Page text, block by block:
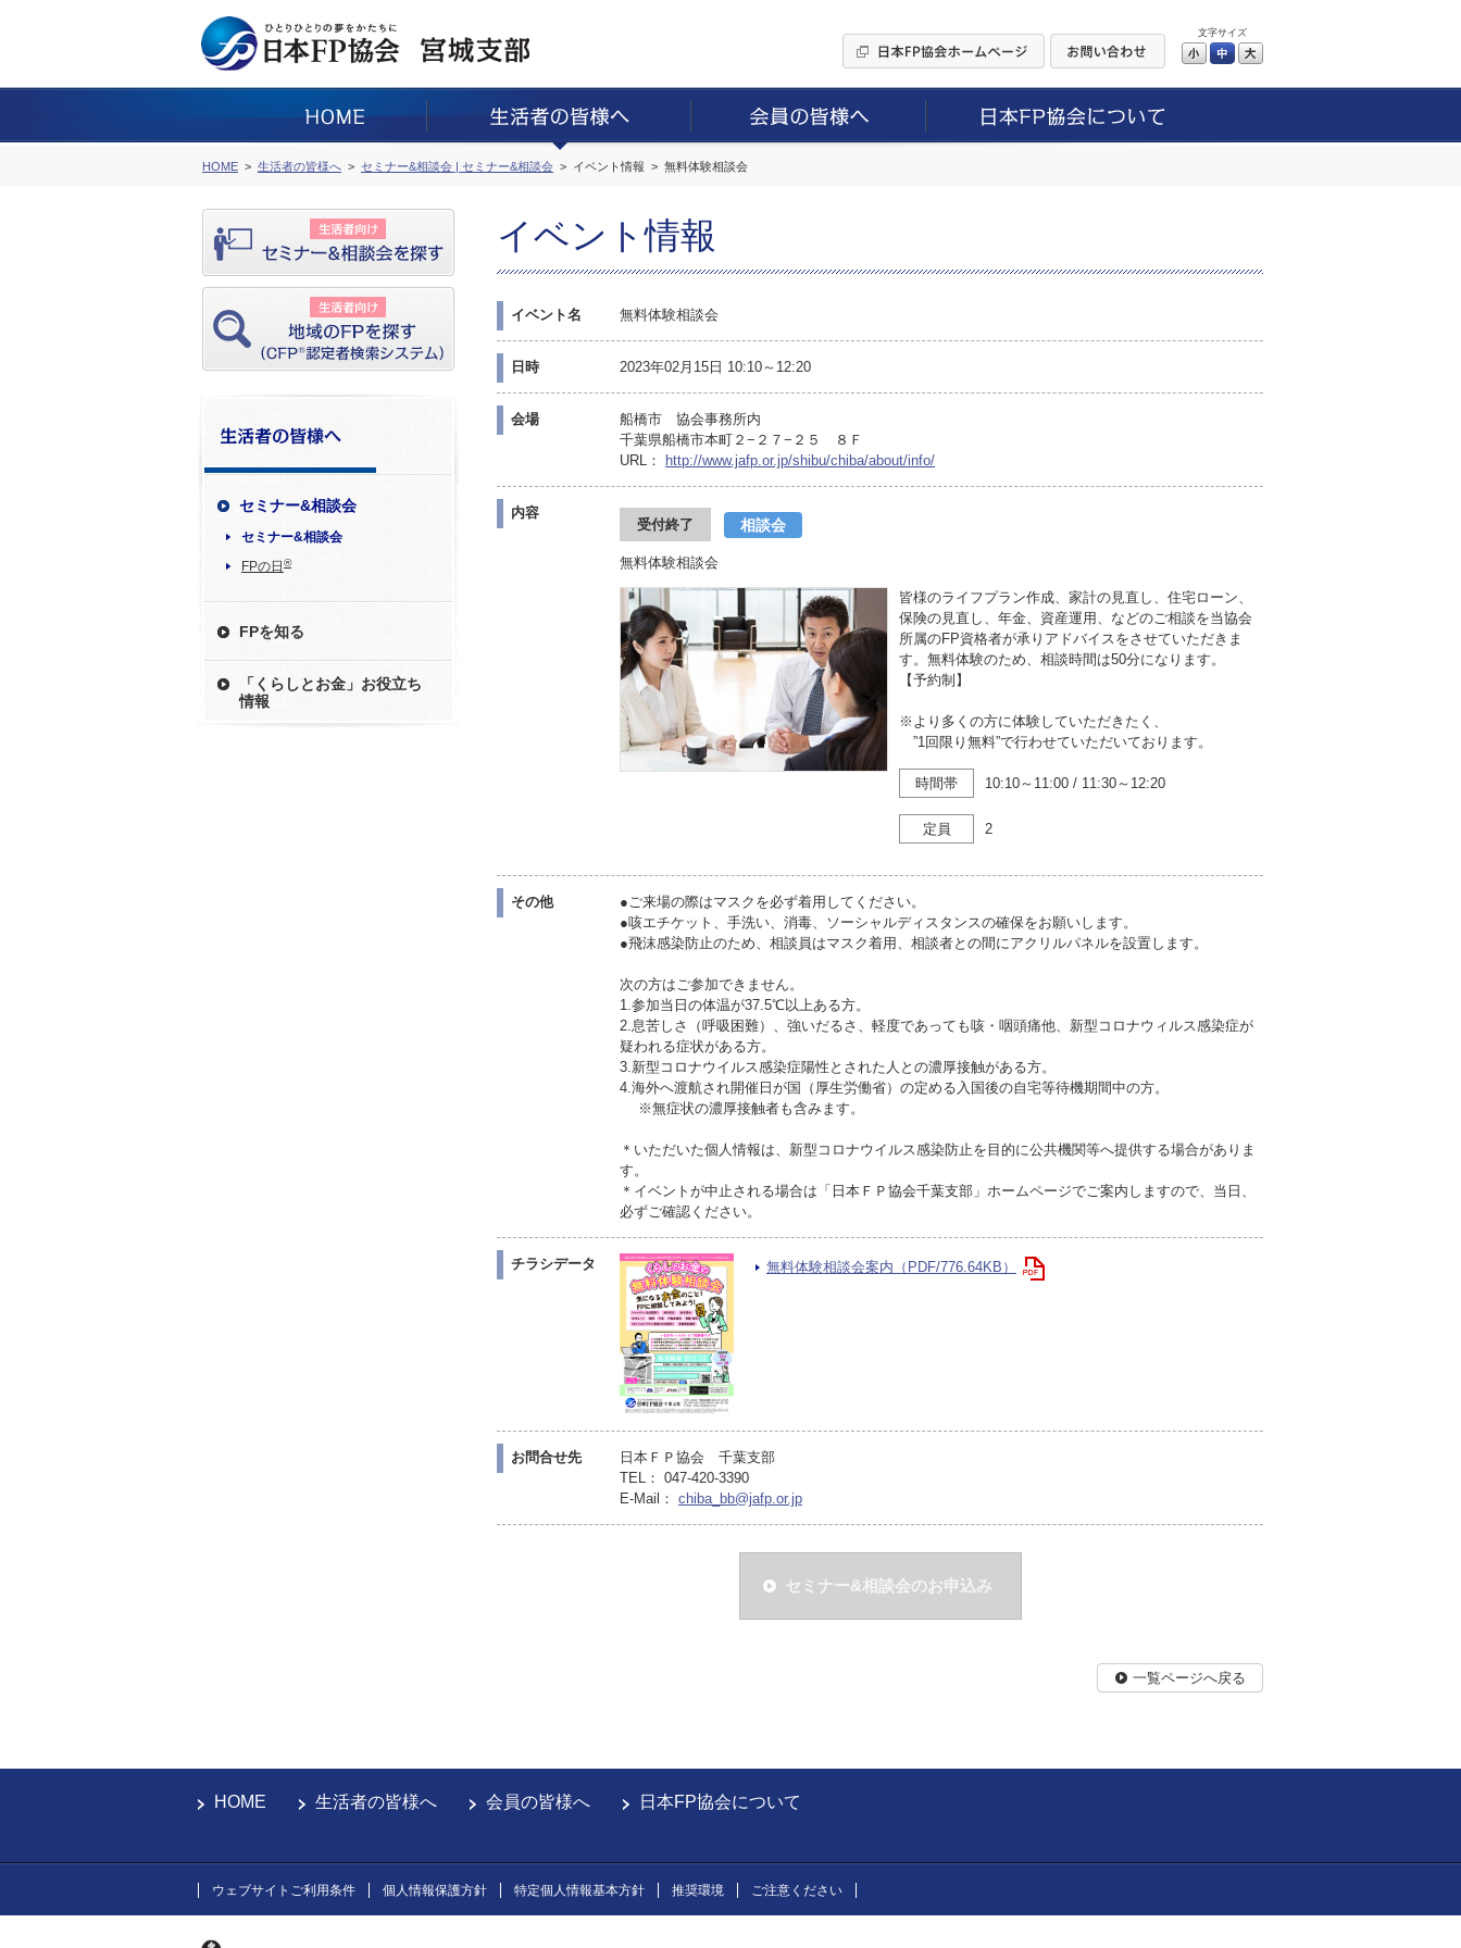
文字サイズ
小 中
HOME 生活者の皆様へ セミナー&相談会 | セミナー&相談会 イベント情報 無料体験相談会
セミナー&相談会
セミナー&相談会
FPの日 ®
FPを知る
「くらしとお金」お役立ち
情報
イベント情報
イベント名 無料体験相談会
日時 2023年02月15日 10:10～12:20
会場
船橋市 協会事務所内
千葉県船橋市本町２−２７−２５ ８Ｆ
URL：
http://www.jafp.or.jp/shibu/chiba/about/info/
内容
受付終了 相談会
無料体験相談会
皆様のライフプラン作成、家計の見直し、住宅ローン、
保険の見直し、年金、資産運用、などのご相談を当協会
所属のFP資格者が承りアドバイスをさせていただきま
す。無料体験のため、相談時間は50分になります。
【予約制】
※より多くの方に体験していただきたく、
”1回限り無料”で行わせていただいております。
時間帯 10:10～11:00 / 11:30～12:20
定員 2
その他
●ご来場の際はマスクを必ず着用してください。
●咳エチケット、手洗い、消毒、ソーシャルディスタンスの確保をお願いします。
●飛沫感染防止のため、相談員はマスク着用、相談者との間にアクリルパネルを設置します。
次の方はご参加できません。
1.参加当日の体温が37.5℃以上ある方。
2.息苦しさ（呼吸困難）、強いだるさ、軽度であっても咳・咽頭痛他、新型コロナウィルス感染症が
疑われる症状がある方。
3.新型コロナウイルス感染症陽性とされた人との濃厚接触がある方。
4.海外へ渡航され開催日が国（厚生労働省）の定める入国後の自宅等待機期間中の方。
※無症状の濃厚接触者も含みます。
＊いただいた個人情報は、新型コロナウイルス感染防止を目的に公共機関等へ提供する場合がありま
す。
＊イベントが中止される場合は「日本ＦＰ協会千葉支部」ホームページでご案内しますので、当日、
必ずご確認ください。
チラシデータ 無料体験相談会案内（PDF/776.64KB）
お問合せ先
日本ＦＰ協会 千葉支部
TEL： 047-420-3390
E-Mail： chiba_bb@jafp.or.jp
セミナー&相談会のお申込み
一覧ページへ戻る
HOME 生活者の皆様へ 会員の皆様へ 日本FP協会について
ウェブサイトご利用条件 個人情報保護方針 特定個人情報基本方針 推奨環境 ご注意ください